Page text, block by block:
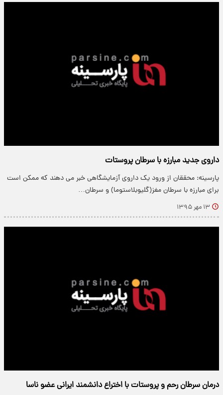
داروی جدید مبارزه با سرطان پروستات
پارسینه: محققان از ورود یک داروی آزمایشگاهی خبر می دهند که ممکن است
برای مبارزه با سرطان مغز(گلیوبلاستوما) و سرطان…
۱۳ مهر ۱۳۹۵
درمان سرطان رحم و پروستات با اختراع دانشمند ایرانی عضو ناسا